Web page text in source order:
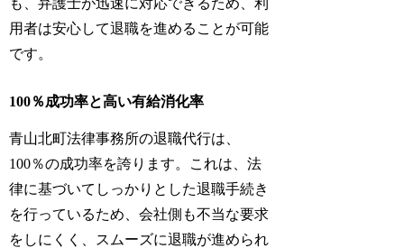
も、弁護士が迅速に対応できるため、利
用者は安心して退職を進めることが可能
です。
100％成功率と高い有給消化率
青山北町法律事務所の退職代行は、
100％の成功率を誇ります。これは、法
律に基づいてしっかりとした退職手続き
を行っているため、会社側も不当な要求
をしにくく、スムーズに退職が進められ